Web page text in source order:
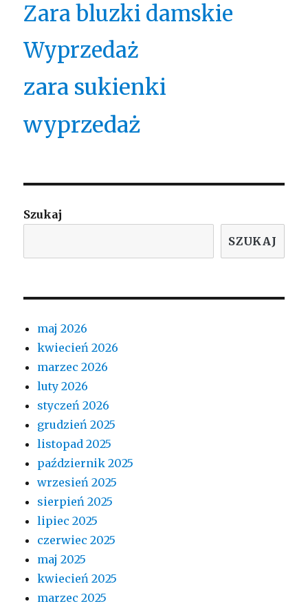
Zara bluzki damskie
Wyprzedaż
zara sukienki
wyprzedaż
Szukaj
SZUKAJ
maj 2026
kwiecień 2026
marzec 2026
luty 2026
styczeń 2026
grudzień 2025
listopad 2025
październik 2025
wrzesień 2025
sierpień 2025
lipiec 2025
czerwiec 2025
maj 2025
kwiecień 2025
marzec 2025